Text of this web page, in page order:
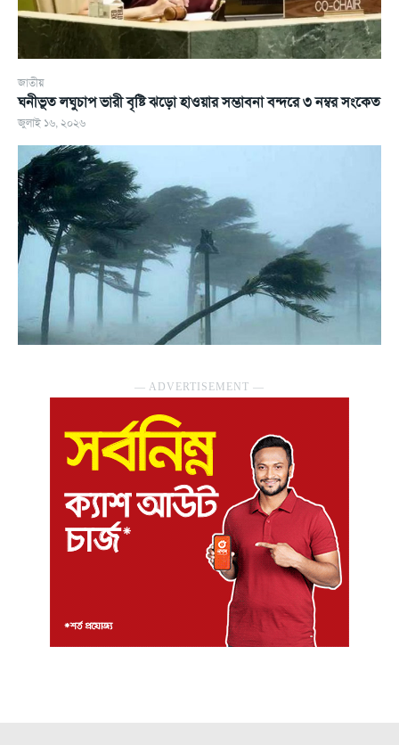
জাতীয়
ঘনীভূত লঘুচাপ ভারী বৃষ্টি ঝড়ো হাওয়ার সম্ভাবনা বন্দরে ৩ নম্বর সংকেত
জুলাই ১৬, ২০২৬
― ADVERTISEMENT ―